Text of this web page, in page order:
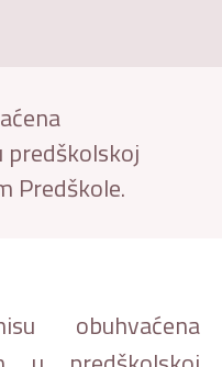
predškolskoj
Predškole.
obuhvaćena